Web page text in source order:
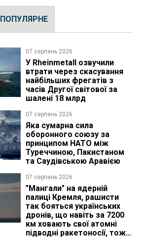
ПОПУЛЯРНЕ
07 серпень 2026
У Rheinmetall озвучили
втрати через скасування
найбільших фрегатів з
часів Другої світової за
шалені 18 млрд
07 серпень 2026
Яка сумарна сила
оборонного союзу за
принципом НАТО між
Туреччиною, Пакистаном
та Саудівською Аравією
07 серпень 2026
"Мангали" на ядерній
палиці Кремля, рашисти
так бояться українських
дронів, що навіть за 7200
км ховають свої атомні
підводні ракетоносії, тож